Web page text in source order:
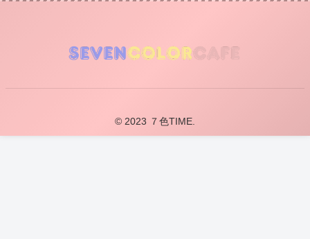
© 2023 ７色TIME.